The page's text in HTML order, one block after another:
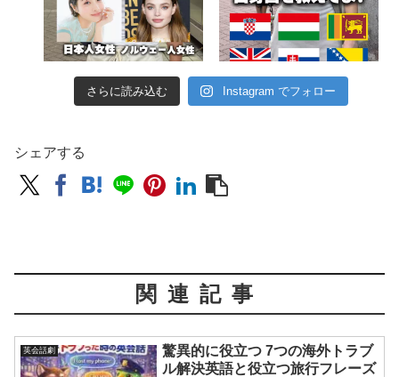
さらに読み込む Instagram でフォロー
シェアする
関連記事
英会話劇
驚異的に役立つ 7つの海外トラブ
ル解決英語と役立つ旅行フレーズ